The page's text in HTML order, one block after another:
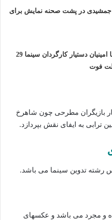
در پشت صحنه نمایش برای
درگذشت رضا امینیان دستیار کارگردان سینما 29
بازیگران مطرحی چون شاهرخ
ترابی به ایفای نقش بپردازد.
رشته‌ تدوین سینما می باشد.
و مجرد می باشد و عکسهای